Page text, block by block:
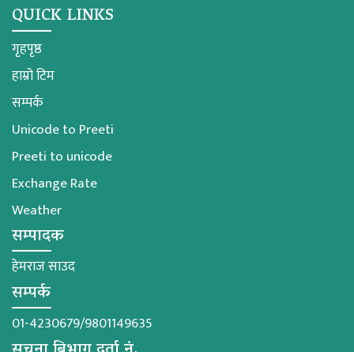
QUICK LINKS
गृहपृष्ठ
हाम्रो टिम
सम्पर्क
Unicode to Preeti
Preeti to unicode
Exchange Rate
Weather
सम्पादक
हेमराज साउद
सम्पर्क
01-4230679/9801149635